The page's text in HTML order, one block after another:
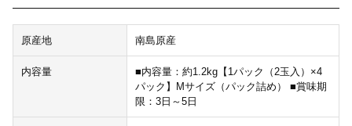
原産地 南島原産
内容量
■内容量：約1.2kg【1パック（2玉入）×4
パック】Mサイズ（パック詰め） ■賞味期
限：3日～5日